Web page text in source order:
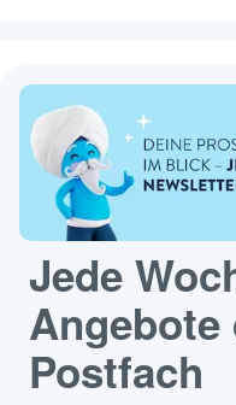
Jede
Postfach